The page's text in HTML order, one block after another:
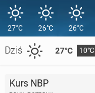
27°C
Dziś 27°C 10°C
26°C 26°C
Kurs NBP